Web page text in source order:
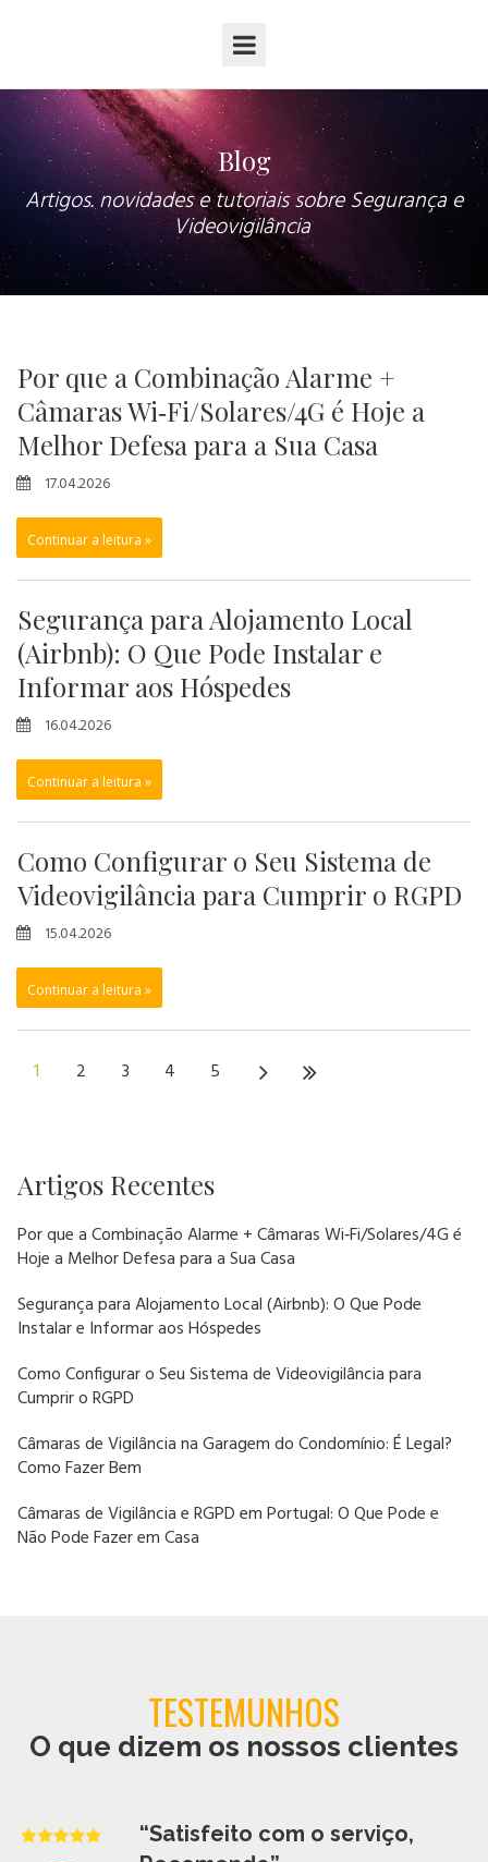
Blog
Artigos. novidades e tutoriais sobre Segurança e
Videovigilância
Por que a Combinação Alarme +
Câmaras Wi‑Fi/Solares/4G é Hoje a
Melhor Defesa para a Sua Casa
17.04.2026
Continuar a leitura »
Segurança para Alojamento Local
(Airbnb): O Que Pode Instalar e
Informar aos Hóspedes
16.04.2026
Continuar a leitura »
Como Configurar o Seu Sistema de
Videovigilância para Cumprir o RGPD
15.04.2026
Continuar a leitura »
1 2 3 4 5
Artigos Recentes
Por que a Combinação Alarme + Câmaras Wi‑Fi/Solares/4G é
Hoje a Melhor Defesa para a Sua Casa
Segurança para Alojamento Local (Airbnb): O Que Pode
Instalar e Informar aos Hóspedes
Como Configurar o Seu Sistema de Videovigilância para
Cumprir o RGPD
Câmaras de Vigilância na Garagem do Condomínio: É Legal?
Como Fazer Bem
Câmaras de Vigilância e RGPD em Portugal: O Que Pode e
Não Pode Fazer em Casa
TESTEMUNHOS
O que dizem os nossos clientes
“Satisfeito com o serviço,